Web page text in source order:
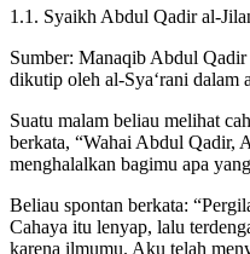
1.1. Syaikh Abdul Qadir al-
Sumber: Manaqib Abdul
dikutip oleh al-Sya‘rani dalam
Suatu malam beliau melihat
berkata, “Wahai Abdul Qadir,
menghalalkan bagimu apa
Beliau spontan berkata:
Cahaya itu lenyap, lalu
karena ilmumu. Aku telah